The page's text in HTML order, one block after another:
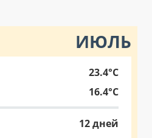
ИЮЛЬ
23.4°C
16.4°C
12 дней